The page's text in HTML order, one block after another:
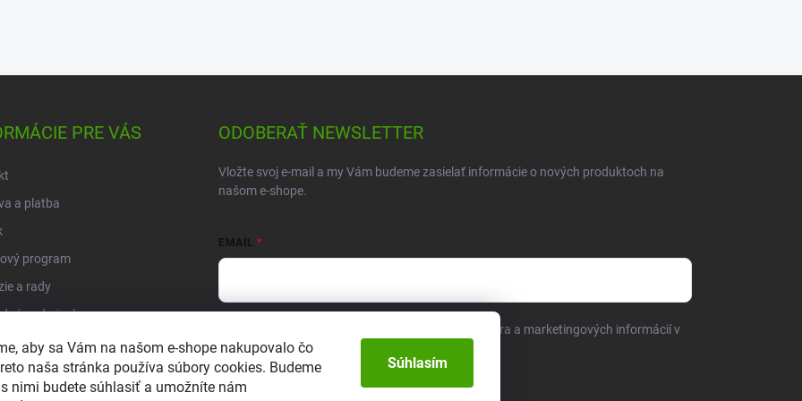
aby sa Vám na našom e-shope nakupovalo čo
naša stránka používa súbory cookies. Budeme
nimi budete súhlasiť a umožníte nám
Súhlasím
PRE VÁS
a platba
program
a rady
podmienky
ochrany osobných údajov
lišta
ODOBERAŤ NEWSLETTER
Vložte svoj e-mail a my Vám budeme zasielať informácie o nových produktoch na
našom e-shope.
EMAIL
Vložením e-mailu súhlasíte so zasielaním newslettera a marketingových informácií v
súlade sozásadami ochrany osobných údajov
Prihlásiť sa